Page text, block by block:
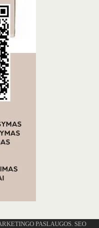
PASLAUGOS. SEO